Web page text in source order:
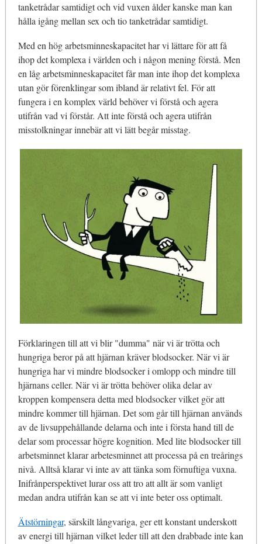
tanketrådar samtidigt och vid vuxen ålder kanske man kan
hålla igång mellan sex och tio tanketrådar samtidigt.
Med en hög arbetsminneskapacitet har vi lättare för att få
ihop det komplexa i världen och i någon mening förstå. Men
en låg arbetsminneskapacitet får man inte ihop det komplexa
utan gör förenklingar som ibland är relativt fel. För att
fungera i en komplex värld behöver vi förstå och agera
utifrån vad vi förstår. Att inte förstå och agera utifrån
misstolkningar innebär att vi lätt begår misstag.
Förklaringen till att vi blir "dumma" när vi är trötta och
hungriga beror på att hjärnan kräver blodsocker. När vi är
hungriga har vi mindre blodsocker i omlopp och mindre till
hjärnans celler. När vi är trötta behöver olika delar av
kroppen kompensera detta med blodsocker vilket gör att
mindre kommer till hjärnan. Det som går till hjärnan används
av de livsuppehållande delarna och inte i första hand till de
delar som processar högre kognition. Med lite blodsocker till
arbetsminnet klarar arbetesminnet att processa på en treårings
nivå. Alltså klarar vi inte av att tänka som förnuftiga vuxna.
Inifrånperspektivet lurar oss att tro att allt är som vanligt
medan andra utifrån kan se att vi inte beter oss optimalt.
Ätstörningar, särskilt långvariga, ger ett konstant underskott
av energi till hjärnan vilket leder till att den drabbade inte kan